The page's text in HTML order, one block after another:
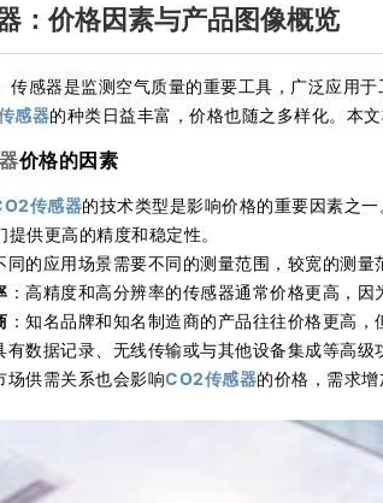
：价格因素与产品图像概览
传感器是监测空气质量的重要工具，广泛应用
感器的种类日益丰富，价格也随之多样化。本
价格的因素
传感器的技术类型是影响价格的重要因素之
供更高的精度和稳定性。
同的应用场景需要不同的测量范围，较宽的测
：高精度和高分辨率的传感器通常价格更高，
：知名品牌和知名制造商的产品往往价格更高
有数据记录、无线传输或与其他设备集成等高级
场供需关系也会影响CO2传感器的价格，需求增